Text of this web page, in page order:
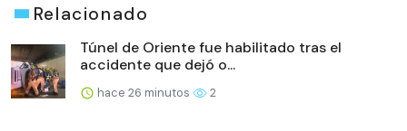
Relacionado
Túnel de Oriente fue habilitado tras el
accidente que dejó o...
hace 26 minutos 2